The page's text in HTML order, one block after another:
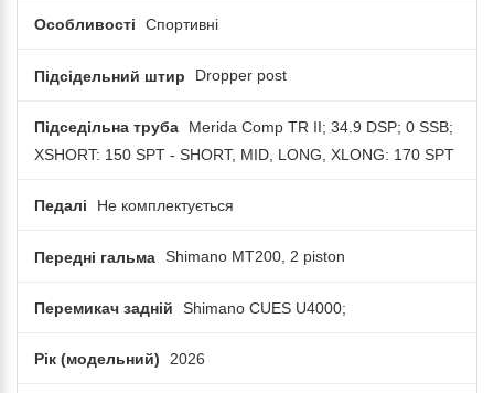
Особливості Спортивні
Підсідельний штир Dropper post
Підседільна труба
Merida Comp TR II; 34.9 DSP; 0 SSB;
XSHORT: 150 SPT - SHORT, MID, LONG, XLONG: 170 SPT
Педалі Не комплектується
Передні гальма Shimano MT200, 2 piston
Перемикач задній Shimano CUES U4000;
Рік (модельний) 2026